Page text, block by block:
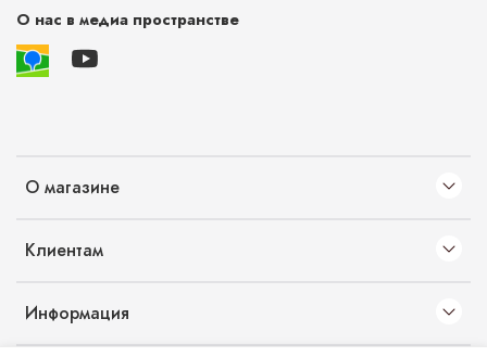
О магазине
Клиентам
Информация
О нас в медиа пространстве